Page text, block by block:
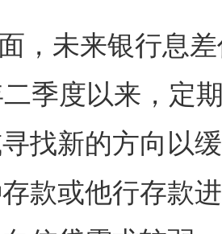
，未来银行息
季度以来，定
找新的方向以
款或他行存款